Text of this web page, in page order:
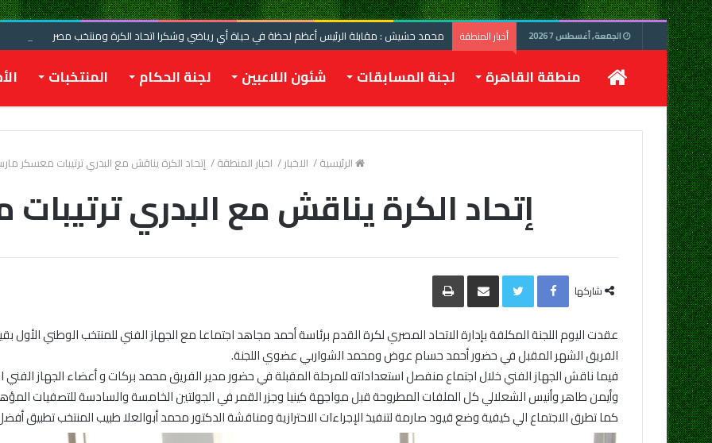
الجمعة, أغسطس 7 2026 أخبار المنطقة محمد حشيش : مقابلة الرئيس أعظم لحظة في حياة أي رياضي وشكرا اتحاد الكرة ومنتخب مصر
الرئيسيةمنطقة القاهرة لجنة المسابقات شئون اللاعبين لجنة الحكام المنتخبات
الرئيسية/ الاخبار/ اخبار المنطقة/ إتحاد الكرة يناقش مع البدري ترتيبات معسكر
إتحاد الكرة يناقش مع البدري
شاركها
Facebook
Twitter مشاركة
البريد
طباعة
عقدت اليوم اللجنة المكلفة بإدارة الاتحاد المصري لكرة القدم برئاسة أحمد مجاهد اجتماعا مع الجهاز الفني للمنتخب الوطني الأول
الفريق الشهر المقبل في حضور أحمد حسام عوض ومحمد الشواربي عضوي اللجنة.
فيما ناقش الجهاز الفني خلال اجتماع منفصل استعداداته للمرحلة المقبلة في حضور مدير الفريق محمد بركات و أعضاء
وأيمن طاهر وأنيس الشعلالي كل الملفات المطروحة قبل مواجهة كينيا وجزر القمر في الجولتين الخامسة والسادسة للتصفيات
كما تطرق الاجتماع الي كيفية وضع قيود صارمة لتنفيذ الإجراءات الاحترازية ومناقشة الدكتور محمد أبوالعلا طبيب المنتخب تطبيق